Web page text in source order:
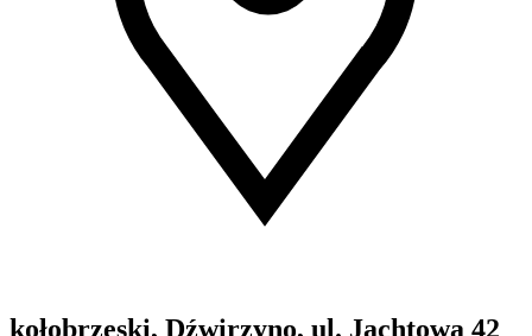
kołobrzeski, Dźwirzyno, ul. Jachtowa 42